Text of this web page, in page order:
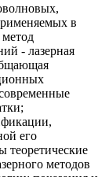
в
- лазерная
его
теоретические
методов